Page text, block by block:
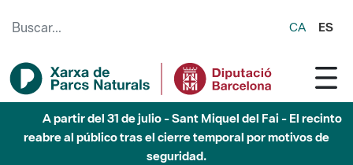
CA ES
A partir del 31 de julio - Sant Miquel del Fai - El recinto
reabre al público tras el cierre temporal por motivos de
seguridad.